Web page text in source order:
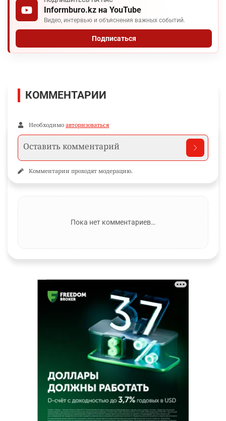
Informburo.kz на YouTube
Видео, интервью и объяснения важных событий.
Подписаться
КОММЕНТАРИИ
Необходимо авторизоваться
Комментарии проходят модерацию.
Пока нет комментариев…